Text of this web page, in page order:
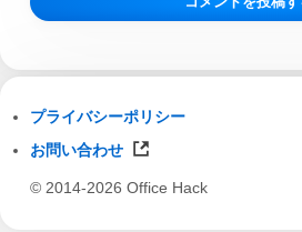
プライバシーポリシー
お問い合わせ
© 2014-2026 Office Hack